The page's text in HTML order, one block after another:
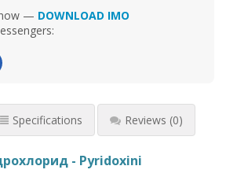
— DOWNLOAD IMO
Specifications Reviews (0)
- Pyridoxini